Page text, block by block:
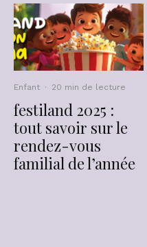
Enfant · 20 min de lecture
festiland 2025 :
tout savoir sur le
rendez-vous
familial de l’année